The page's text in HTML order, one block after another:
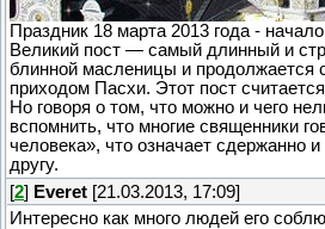
Праздник 18 марта 2013 года -
Великий пост — самый длинный и
блинной масленицы и продолжается
приходом Пасхи. Этот пост
Но говоря о том, что можно и чего
вспомнить, что многие священники
человека», что означает сдержанно
другу.
[2] Everet [21.03.2013, 17:09]
Интересно как много людей его